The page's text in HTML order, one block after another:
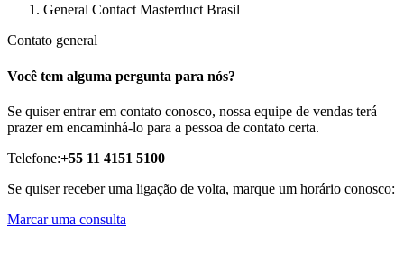
General Contact Masterduct Brasil
Contato general
Você tem alguma pergunta para nós?
Se quiser entrar em contato conosco, nossa equipe de vendas terá
prazer em encaminhá-lo para a pessoa de contato certa.
Telefone:+55 11 4151 5100
Se quiser receber uma ligação de volta, marque um horário conosco:
Marcar uma consulta